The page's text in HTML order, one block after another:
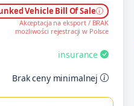
Vehicle Bill Of Sale
Akceptacja na eksport / BRAK
możliwości rejestracji w Polsce
insurance
Brak ceny minimalnej